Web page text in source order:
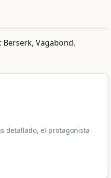
Vagabond,
detallado, el protagonista